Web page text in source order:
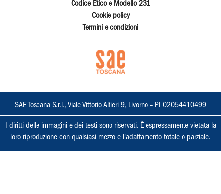
Codice Etico e Modello 231
Cookie policy
Termini e condizioni
SAE Toscana S.r.l., Viale Vittorio Alfieri 9, Livorno – PI 02054410499
I diritti delle immagini e dei testi sono riservati. È espressamente vietata la
loro riproduzione con qualsiasi mezzo e l'adattamento totale o parziale.